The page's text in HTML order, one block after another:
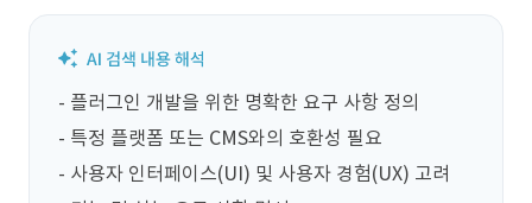
- 플러그인 개발을 위한 명확한 요구 사항 정의
- 특정 플랫폼 또는 CMS와의 호환성 필요
- 사용자 인터페이스(UI) 및 사용자 경험(UX) 고려